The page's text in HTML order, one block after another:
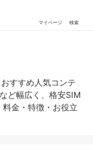
マイページ 検索
すすめ人気コンテ
ど幅広く、格安SIM
金・特徴・お役立